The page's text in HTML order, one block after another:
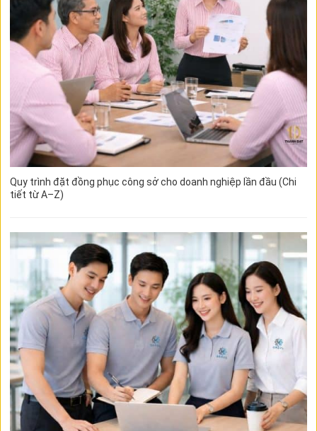
Quy trình đặt đồng phục công sở cho doanh nghiệp lần đầu (Chi
tiết từ A–Z)